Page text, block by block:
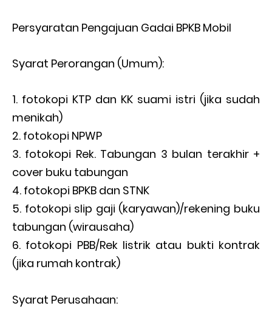
Persyaratan Pengajuan Gadai BPKB Mobil
Syarat Perorangan (Umum):
fotokopi KTP dan KK suami istri (jika sudah
menikah)
fotokopi NPWP
fotokopi Rek. Tabungan 3 bulan terakhir +
cover buku tabungan
fotokopi BPKB dan STNK
fotokopi slip gaji (karyawan)/rekening buku
tabungan (wirausaha)
fotokopi PBB/Rek listrik atau bukti kontrak
(jika rumah kontrak)
Syarat Perusahaan: